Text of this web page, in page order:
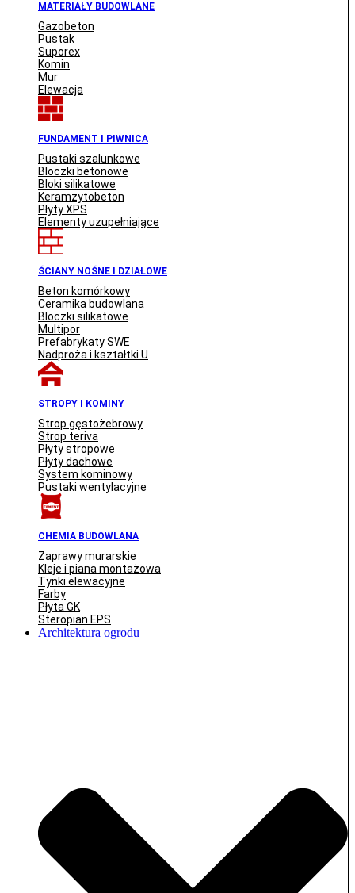
MATERIAŁY BUDOWLANE
Gazobeton
Pustak
Suporex
Komin
Mur
Elewacja
FUNDAMENT I PIWNICA
Pustaki szalunkowe
Bloczki betonowe
Bloki silikatowe
Keramzytobeton
Płyty XPS
Elementy uzupełniające
ŚCIANY NOŚNE I DZIAŁOWE
Beton komórkowy
Ceramika budowlana
Bloczki silikatowe
Multipor
Prefabrykaty SWE
Nadproża i kształtki U
STROPY I KOMINY
Strop gęstożebrowy
Strop teriva
Płyty stropowe
Płyty dachowe
System kominowy
Pustaki wentylacyjne
CHEMIA BUDOWLANA
Zaprawy murarskie
Kleje i piana montażowa
Tynki elewacyjne
Farby
Płyta GK
Steropian EPS
Architektura ogrodu